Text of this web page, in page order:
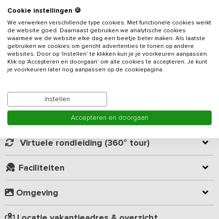
Op 3.5 km van het strand en de duinen vind je deze zeer
exclusieve locatie voor 15 tot 40 personen bestaande uit 3
gebouwen / accommodaties met in totaal23 slaapkamers en 11
badkamers. Deze luxe accommodatie is een echte toplocatie
voor een meerdaagse training, brainstormsessie of
managementteam bijeenkomst. Alle drie accommodaties zijn
je beschikt over drie woon- vergaderruimtes.
Goed om te vermelden:
- Voor zakelijke groepen is de accommodatie van november t/m
april door de weeks te huur vanaf 1 nacht. Vanaf mei t/m okober is
de accommodatie alleen voor een midweek ma-vr te huur. U kunt
uiteraard korter blijven, maar u betaalt dan de standaard midweek
prijs.
direct gebruik maken van de woon-vergader ruimte beneden. De
slaapkamers zijn - in verband met de schoonmaak - beschikbaar
Lees meer
Kamer indeling
Geverifieerde beoordelingen
Virtuele rondleiding (360° tour)
Faciliteiten
Omgeving
Cookie instellingen 🍪
We verwerken verschillende type cookies. Met functionele cookies werkt
de website goed. Daarnaast gebruiken we analytische cookies
waarmee we de website elke dag een beetje beter maken. Als laatste
gebruiken we cookies om gericht advertenties te tonen op andere
websites. Door op 'Instellen' te klikken kun je je voorkeuren aanpassen.
Klik op 'Accepteren en doorgaan' om alle cookies te accepteren. Je kunt
je voorkeuren later nog aanpassen op de cookiepagina.
Instellen
Accepteren en doorgaan